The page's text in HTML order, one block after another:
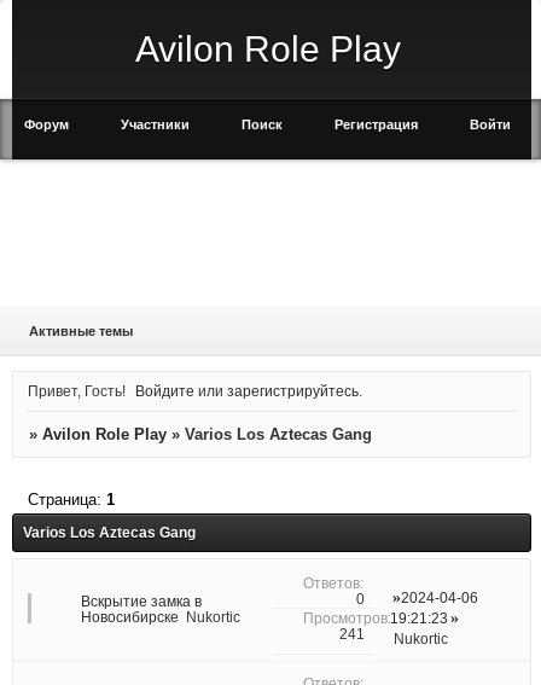
Avilon Role Play
Форум Участники Поиск Регистрация Войти
Активные темы
Привет, Гость! Войдите илизарегистрируйтесь
» Avilon Role Play » Varios Los Aztecas Gang
Varios Los Aztecas Gang
Страница: 1
Вскрытие замка в
Новосибирске
Nukortic
0
241
2024-04-06
19:21:23
Nukortic